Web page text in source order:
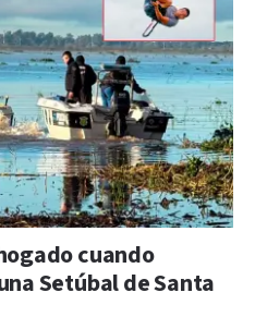
cuando
Setúbal de Santa